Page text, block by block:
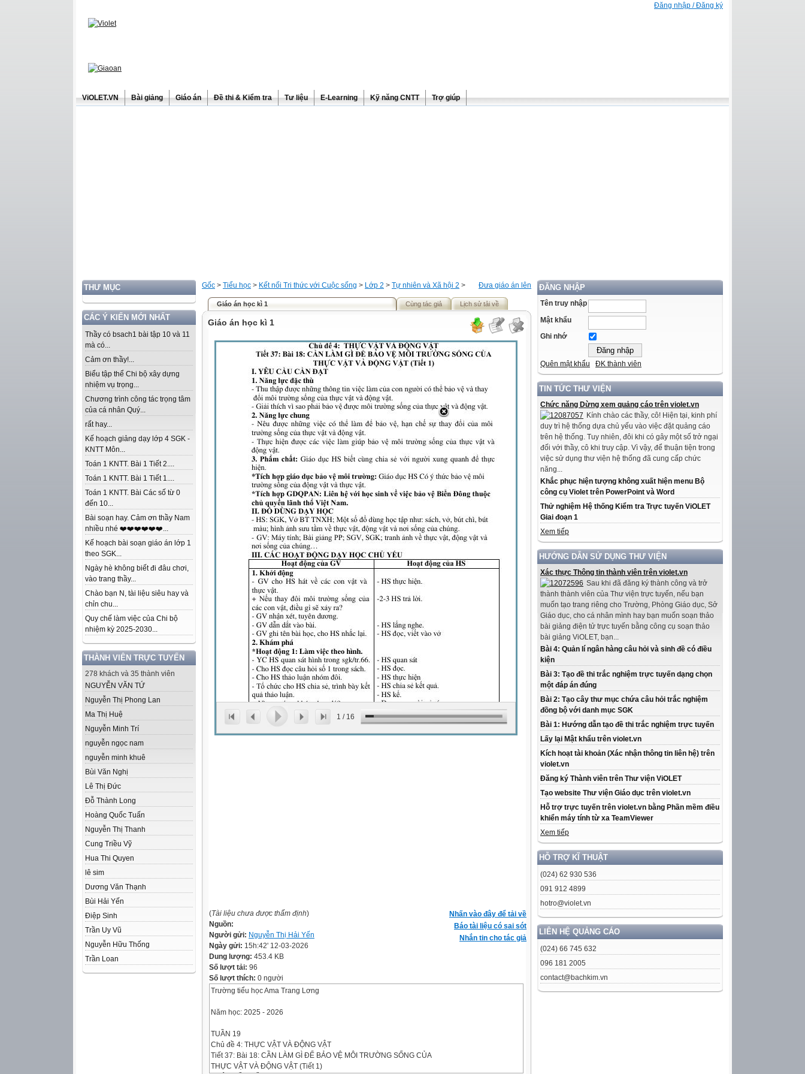
Đăng nhập / Đăng ký
ViOLET.VN Bài giảng Giáo án Đề thi & Kiểm tra Tư liệu E-Learning Kỹ năng CNTT Trợ giúp
THƯ MỤC
CÁC Ý KIẾN MỚI NHẤT
Thầy có bsach1 bài tập 10 và 11
mà có...
Cảm ơn thầy!...
Biểu tập thể Chi bộ xây dựng
nhiệm vụ trọng...
Chương trình công tác trọng tâm
của cá nhân Quý...
rất hay...
Kế hoạch giảng dạy lớp 4 SGK -
KNTT Môn...
Toán 1 KNTT. Bài 1 Tiết 2....
Toán 1 KNTT. Bài 1 Tiết 1....
Toán 1 KNTT. Bài Các số từ 0
đến 10...
Bài soạn hay. Cảm ơn thầy Nam
nhiều nhé ❤️❤️❤️❤️❤️❤️...
Kế hoạch bài soạn giáo án lớp 1
theo SGK...
Ngày hè không biết đi đâu chơi,
vào trang thầy...
Chào bạn N, tài liệu siêu hay và
chỉn chu...
Quy chế làm việc của Chi bộ
nhiệm kỳ 2025-2030...
THÀNH VIÊN TRỰC TUYẾN
278 khách và 35 thành viên
NGUYỄN VĂN TỨ
Nguyễn Thị Phong Lan
Ma Thị Huệ
Nguyễn Minh Trí
nguyễn ngọc nam
nguyễn minh khuê
Bùi Văn Nghị
Lê Thị Đức
Đỗ Thành Long
Hoàng Quốc Tuấn
Nguyễn Thị Thanh
Cung Triều Vỹ
Hua Thi Quyen
lê sim
Dương Văn Thạnh
Bùi Hải Yến
Điệp Sinh
Trần Uy Vũ
Nguyễn Hữu Thống
Trần Loan
ĐĂNG NHẬP
Tên truy nhập
Mật khẩu
Ghi nhớ
Quên mật khẩu ĐK thành viên
TIN TỨC THƯ VIỆN
Chức năng Dừng xem quảng cáo trên violet.vn
Kính chào các thầy, cô! Hiện tại, kinh phí
duy trì hệ thống dựa chủ yếu vào việc đặt quảng cáo
trên hệ thống. Tuy nhiên, đôi khi có gây một số trở ngại
đối với thầy, cô khi truy cập. Vì vậy, để thuận tiện trong
việc sử dụng thư viện hệ thống đã cung cấp chức
năng...
Khắc phục hiện tượng không xuất hiện menu Bộ
công cụ Violet trên PowerPoint và Word
Thử nghiệm Hệ thống Kiểm tra Trực tuyến ViOLET
Giai đoạn 1
Xem tiếp
HƯỚNG DẪN SỬ DỤNG THƯ VIỆN
Xác thực Thông tin thành viên trên violet.vn
Sau khi đã đăng ký thành công và trở
thành thành viên của Thư viện trực tuyến, nếu bạn
muốn tạo trang riêng cho Trường, Phòng Giáo dục, Sở
Giáo dục, cho cá nhân mình hay bạn muốn soạn thảo
bài giảng điện tử trực tuyến bằng công cụ soạn thảo
bài giảng ViOLET, bạn...
Bài 4: Quản lí ngân hàng câu hỏi và sinh đề có điều
kiện
Bài 3: Tạo đề thi trắc nghiệm trực tuyến dạng chọn
một đáp án đúng
Bài 2: Tạo cây thư mục chứa câu hỏi trắc nghiệm
đồng bộ với danh mục SGK
Bài 1: Hướng dẫn tạo đề thi trắc nghiệm trực tuyến
Lấy lại Mật khẩu trên violet.vn
Kích hoạt tài khoản (Xác nhận thông tin liên hệ) trên
violet.vn
Đăng ký Thành viên trên Thư viện ViOLET
Tạo website Thư viện Giáo dục trên violet.vn
Hỗ trợ trực tuyến trên violet.vn bằng Phần mềm điều
khiển máy tính từ xa TeamViewer
Xem tiếp
HỖ TRỢ KĨ THUẬT
(024) 62 930 536
091 912 4899
hotro@violet.vn
LIÊN HỆ QUẢNG CÁO
(024) 66 745 632
096 181 2005
contact@bachkim.vn
Đưa giáo án lên
Gốc > Tiểu học > Kết nối Tri thức với Cuộc sống > Lớp 2 > Tự nhiên và Xã hội 2 >
Giáo án học kì 1 Cùng tác giả Lịch sử tải về
Giáo án học kì 1
1 / 16
Nhấn vào đây để tải về
Báo tài liệu có sai sót
Nhắn tin cho tác giả
(Tài liệu chưa được thẩm định)
Nguồn:
Người gửi: Nguyễn Thị Hải Yến
Ngày gửi: 15h:42' 12-03-2026
Dung lượng: 453.4 KB
Số lượt tải: 96
Số lượt thích: 0 người
Trường tiểu học Ama Trang Lơng
Năm học: 2025 - 2026
TUẦN 19
Chủ đề 4: THỰC VẬT VÀ ĐỘNG VẬT
Tiết 37: Bài 18: CẦN LÀM GÌ ĐỂ BẢO VỆ MÔI TRƯỜNG SỐNG CỦA
THỰC VẬT VÀ ĐỘNG VẬT (Tiết 1)